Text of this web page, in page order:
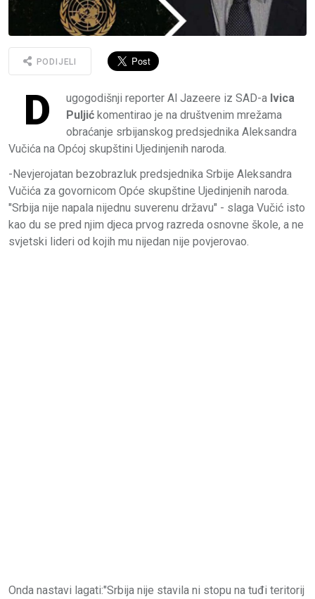
PODIJELI
D ugogodišnji reporter Al Jazeere iz SAD-a Ivica
Puljić komentirao je na društvenim mrežama
obraćanje srbijanskog predsjednika Aleksandra
Vučića na Općoj skupštini Ujedinjenih naroda.
-Nevjerojatan bezobrazluk predsjednika Srbije Aleksandra
Vučića za govornicom Opće skupštine Ujedinjenih naroda.
"Srbija nije napala nijednu suverenu državu" - slaga Vučić isto
kao du se pred njim djeca prvog razreda osnovne škole, a ne
svjetski lideri od kojih mu nijedan nije povjerovao.
Onda nastavi lagati:"Srbija nije stavila ni stopu na tuđi teritorij